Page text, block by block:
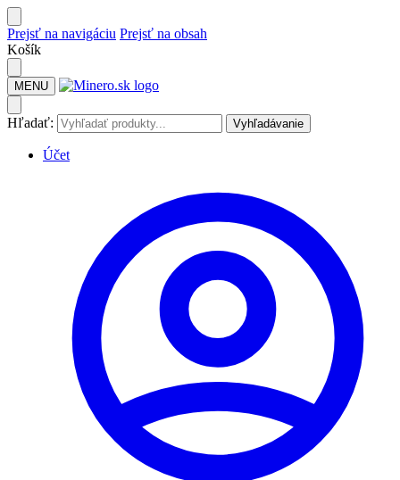
Prejsť na navigáciu Prejsť na obsah
Košík
MENU
Hľadať: Vyhľadávanie
Účet